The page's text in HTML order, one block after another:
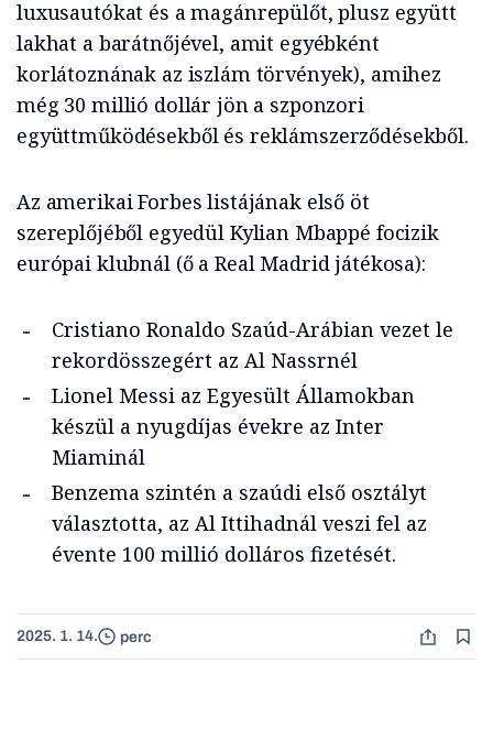
luxusautókat és a magánrepülőt, plusz együtt
lakhat a barátnőjével, amit egyébként
korlátoznának az iszlám törvények), amihez
még 30 millió dollár jön a szponzori
együttműködésekből és reklámszerződésekből.
Az amerikai Forbes listájának első öt
szereplőjéből egyedül Kylian Mbappé focizik
európai klubnál (ő a Real Madrid játékosa):
Cristiano Ronaldo Szaúd-Arábian vezet le
rekordösszegért az Al Nassrnél
Lionel Messi az Egyesült Államokban
készül a nyugdíjas évekre az Inter
Miaminál
Benzema szintén a szaúdi első osztályt
választotta, az Al Ittihadnál veszi fel az
évente 100 millió dolláros fizetését.
2025. 1. 14. perc